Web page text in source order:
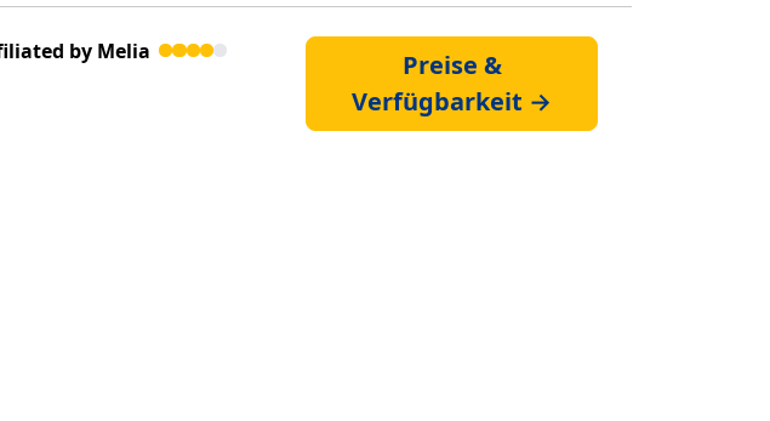
by Melia
Preise &
Verfügbarkeit →